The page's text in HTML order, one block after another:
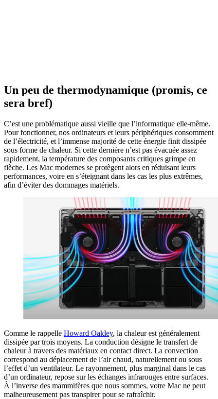
Un peu de thermodynamique (promis, ce
sera bref)
C’est une problématique aussi vieille que l’informatique elle-même.
Pour fonctionner, nos ordinateurs et leurs périphériques consomment
de l’électricité, et l’immense majorité de cette énergie finit dissipée
sous forme de chaleur. Si cette dernière n’est pas évacuée assez
rapidement, la température des composants critiques grimpe en
flèche. Les Mac modernes se protègent alors en réduisant leurs
performances, voire en s’éteignant dans les cas les plus extrêmes,
afin d’éviter des dommages matériels.
Comme le rappelle Howard Oakley, la chaleur est généralement
dissipée par trois moyens. La conduction désigne le transfert de
chaleur à travers des matériaux en contact direct. La convection
correspond au déplacement de l’air chaud, naturellement ou sous
l’effet d’un ventilateur. Le rayonnement, plus marginal dans le cas
d’un ordinateur, repose sur les échanges infrarouges entre surfaces.
À l’inverse des mammifères que nous sommes, votre Mac ne peut
malheureusement pas transpirer pour se rafraîchir.